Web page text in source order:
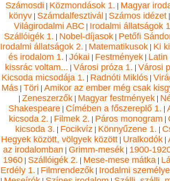
Számosdi | Közmondások 1. | Magyar
könyv | Számdalfesztivál | Számos idézet |
Világirodalmi ABC | Irodalmi állatságok
Szállóigék 1. | Nobel-díjasok| Petőfi
Irodalmi állatságok 2. | Matematikusok | Ki
és irodalom 1. | Jókai | Festmények| Latin
kissrác voltam... | Városi próza 1. | Városi
Kicsoda micsodája 1. | Radnóti Miklós|
Más| Töri | Amikor az ember még csak
| Zeneszerzők | Magyar festmények |
Shakespeare| Címében a főszereplő 1. |
kicsoda 2. | Filmek 2. | Páros monogram |
kicsoda 3. | Focikvíz | Könnyűzene 1. |
Hegyek között, völgyek között | Uralkodók |
az irodalomban | Grimm-mesék | 1900-
1960 | Szállóigék 2. | Mese-mese mátka |
Erdély 1. | Filmrendezők| Irodalmi